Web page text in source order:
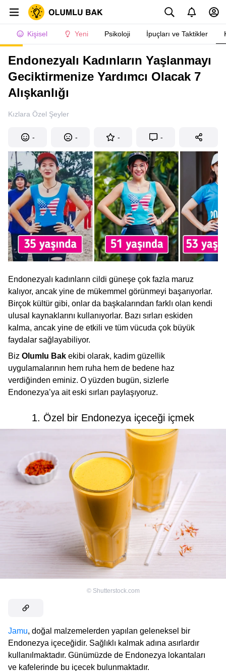
Kişisel Yeni Psikoloji İpuçları ve Taktikler
Endonezyalı Kadınların Yaşlanmayı
Geciktirmenize Yardımcı Olacak 7
Alışkanlığı
Kızlara Özel Şeyler
- - - -
Endonezyalı kadınların cildi güneşe çok fazla maruz
kalıyor, ancak yine de mükemmel görünmeyi başarıyorlar.
Birçok kültür gibi, onlar da başkalarından farklı olan kendi
ulusal kaynaklarını kullanıyorlar. Bazı sırları eskiden
kalma, ancak yine de etkili ve tüm vücuda çok büyük
faydalar sağlayabiliyor.
Biz Olumlu Bak ekibi olarak, kadim güzellik
uygulamalarının hem ruha hem de bedene haz
verdiğinden eminiz. O yüzden bugün, sizlerle
Endonezya’ya ait eski sırları paylaşıyoruz.
1. Özel bir Endonezya içeceği içmek
© Shutterstock.com
Jamu, doğal malzemelerden yapılan geleneksel bir
Endonezya içeceğidir. Sağlıklı kalmak adına asırlardır
kullanılmaktadır. Günümüzde de Endonezya lokantaları
ve kafelerinde bu içecek bulunmaktadır.